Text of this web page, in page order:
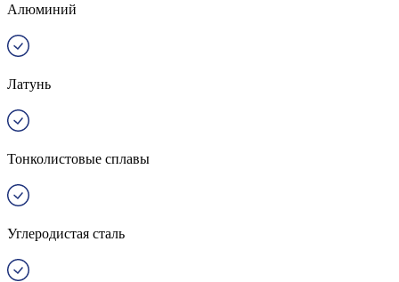
Алюминий
Латунь
Тонколистовые сплавы
Углеродистая сталь